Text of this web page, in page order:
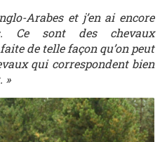
Arabes et j’en ai encore
Ce sont des chevaux
de telle façon qu’on peut
qui correspondent bien
»